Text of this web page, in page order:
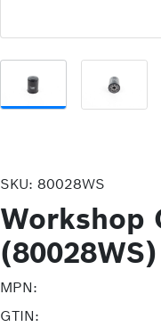
SKU: 80028WS
Workshop
(80028WS)
MPN:
GTIN: